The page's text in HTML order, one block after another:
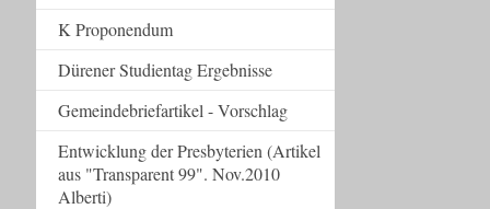
K Proponendum
Dürener Studientag Ergebnisse
Gemeindebriefartikel - Vorschlag
Entwicklung der Presbyterien (Artikel
aus "Transparent 99". Nov.2010
Alberti)